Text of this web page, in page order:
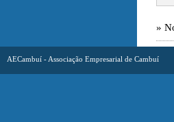
»
AECambuí - Associação Empresarial de Cambuí